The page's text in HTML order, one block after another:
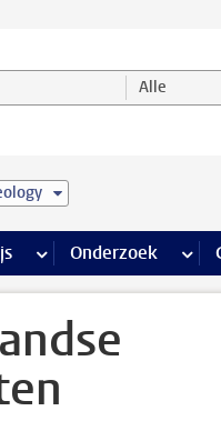
categorie Alle
pagina’s
meer Onderwijs
Onderzoek